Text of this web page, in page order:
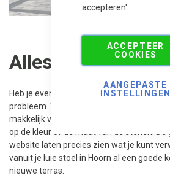
accepteren'
ACCEPTEER
COOKIES
AANGEPASTE
INSTELLINGEN
Alles simpel
Heb je even geen tijd om naar ons toe te
probleem. Vanuit Hoorn kun je in onze
makkelijk vinden. Je kunt handige filters
op de kleur of de maat van de stenen. De
website laten precies zien wat je kunt
vanuit je luie stoel in Hoorn al een goede
nieuwe terras.